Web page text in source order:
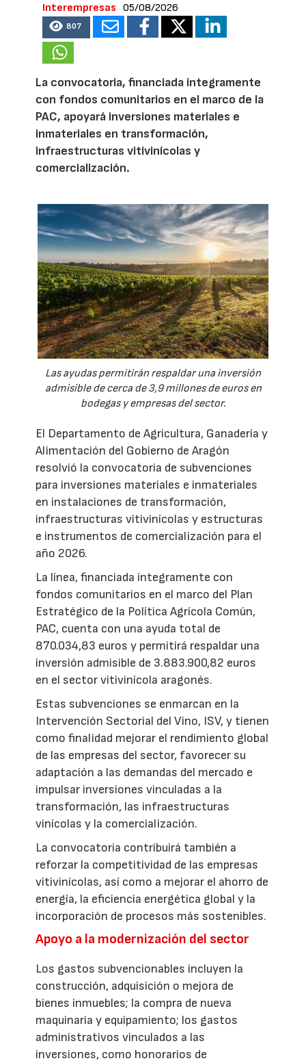
Interempresas
05/08/2026
807
La convocatoria, financiada íntegramente
con fondos comunitarios en el marco de la
PAC, apoyará inversiones materiales e
inmateriales en transformación,
infraestructuras vitivinícolas y
comercialización.
Las ayudas permitirán respaldar una inversión
admisible de cerca de 3,9 millones de euros en
bodegas y empresas del sector.
El Departamento de Agricultura, Ganadería y
Alimentación del Gobierno de Aragón
resolvió la convocatoria de subvenciones
para inversiones materiales e inmateriales
en instalaciones de transformación,
infraestructuras vitivinícolas y estructuras
e instrumentos de comercialización para el
año 2026.
La línea, financiada íntegramente con
fondos comunitarios en el marco del Plan
Estratégico de la Política Agrícola Común,
PAC, cuenta con una ayuda total de
870.034,83 euros y permitirá respaldar una
inversión admisible de 3.883.900,82 euros
en el sector vitivinícola aragonés.
Estas subvenciones se enmarcan en la
Intervención Sectorial del Vino, ISV, y tienen
como finalidad mejorar el rendimiento global
de las empresas del sector, favorecer su
adaptación a las demandas del mercado e
impulsar inversiones vinculadas a la
transformación, las infraestructuras
vinícolas y la comercialización.
La convocatoria contribuirá también a
reforzar la competitividad de las empresas
vitivinícolas, así como a mejorar el ahorro de
energía, la eficiencia energética global y la
incorporación de procesos más sostenibles.
Apoyo a la modernización del sector
Los gastos subvencionables incluyen la
construcción, adquisición o mejora de
bienes inmuebles; la compra de nueva
maquinaria y equipamiento; los gastos
administrativos vinculados a las
inversiones, como honorarios de